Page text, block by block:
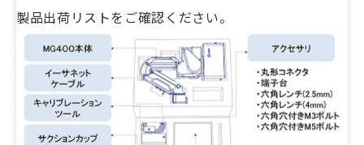
製品出荷リストをご確認ください。